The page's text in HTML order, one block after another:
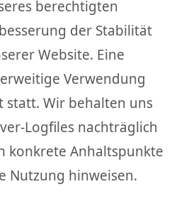
berechtigten
der Stabilität
Website. Eine
Verwendung
statt. Wir behalten uns
Logfiles nachträglich
konkrete Anhaltspunkte
Nutzung hinweisen.